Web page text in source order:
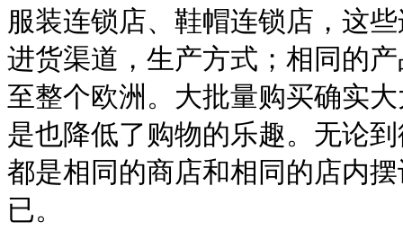
服装连锁店、鞋帽连锁店，这
进货渠道，生产方式；相同的
至整个欧洲。大批量购买确实
是也降低了购物的乐趣。无论
都是相同的商店和相同的店内
已。